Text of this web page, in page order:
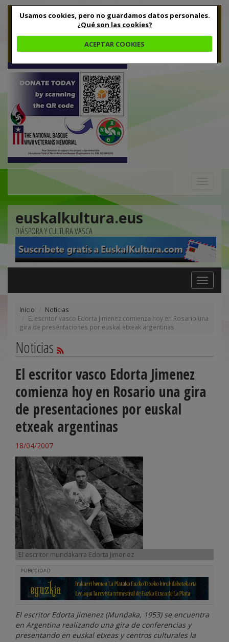
Usamos cookies, pero no guardamos datos personales.
¿Qué son las cookies?
ACEPTAR COOKIES
euskalkultura.eus
DIÁSPORA Y CULTURA VASCA
Toggle
navigation
Inicio
Noticias
El escritor vasco Edorta Jimenez comienza hoy en Rosario una
gira de presentaciones por euskal etxeak argentinas
Noticias
El escritor vasco Edorta Jimenez
comienza hoy en Rosario una gira
de presentaciones por euskal
etxeak argentinas
18/04/2007
El escritor mundakarra Edorta Jimenez
PUBLICIDAD
El escritor Edorta Jimenez (Mundaka, 1953) se encuentra
en Argentina realizando una gira de conferencias y
presentando en euskal etxeas y centros culturales la